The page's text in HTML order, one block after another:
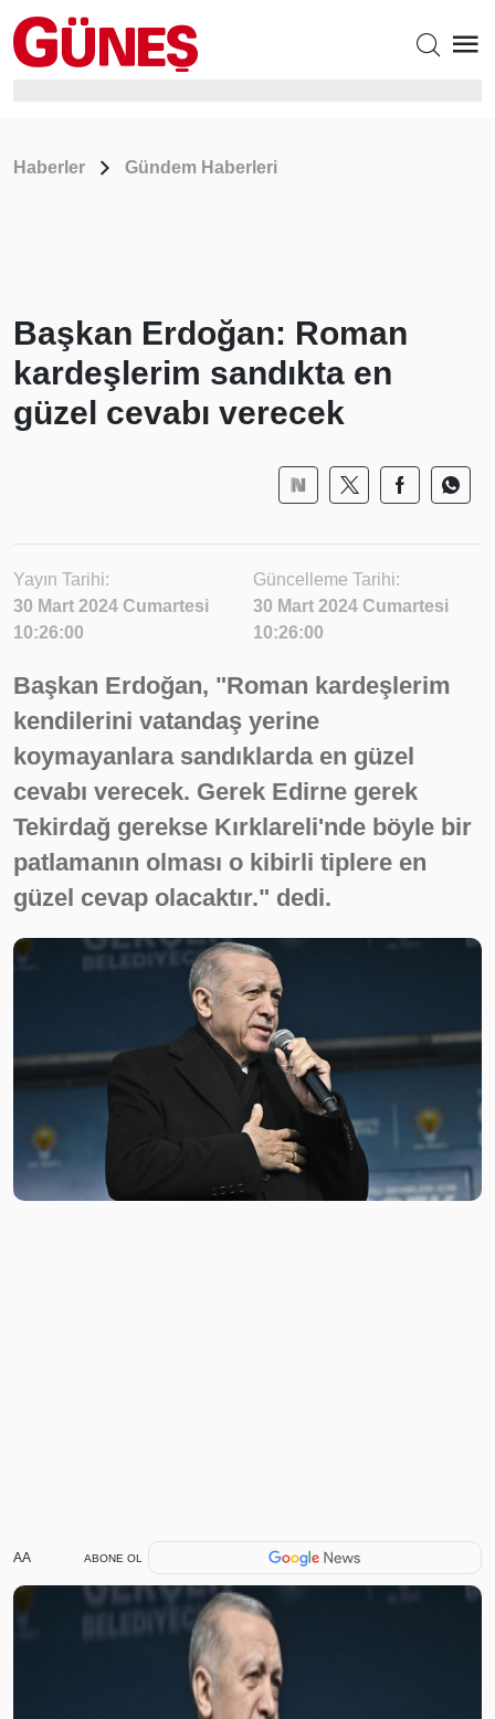
Haberler Gündem Haberleri
Başkan Erdoğan: Roman
kardeşlerim sandıkta en
güzel cevabı verecek
Yayın Tarihi:
30 Mart 2024 Cumartesi
10:26:00
Güncelleme Tarihi:
30 Mart 2024 Cumartesi
10:26:00
Başkan Erdoğan, "Roman kardeşlerim
kendilerini vatandaş yerine
koymayanlara sandıklarda en güzel
cevabı verecek. Gerek Edirne gerek
Tekirdağ gerekse Kırklareli'nde böyle bir
patlamanın olması o kibirli tiplere en
güzel cevap olacaktır." dedi.
AA ABONE OL